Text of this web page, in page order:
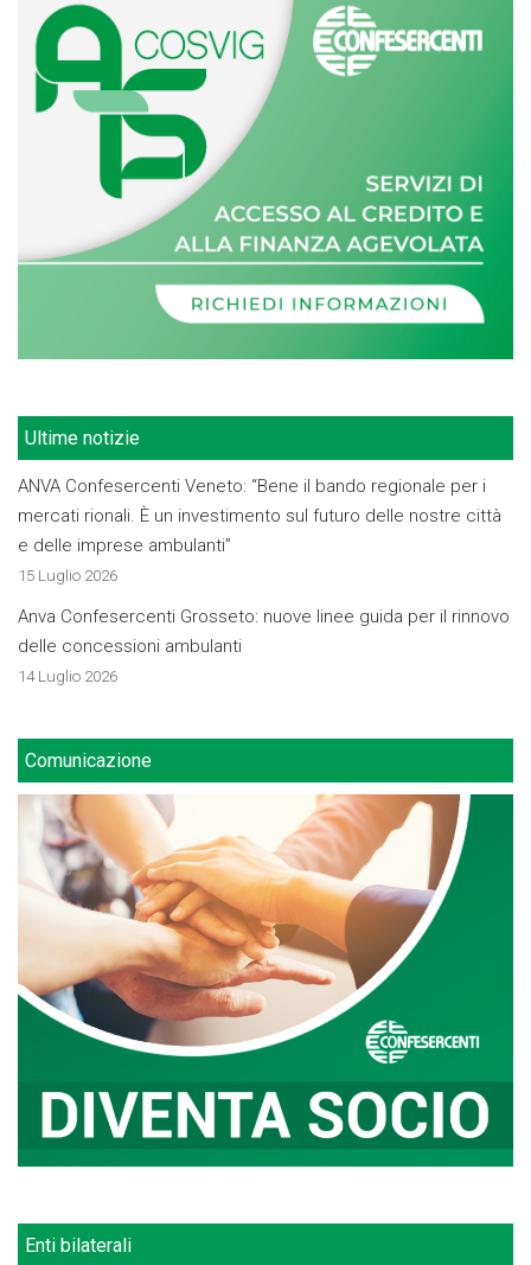
Ultime notizie
ANVA Confesercenti Veneto: “Bene il bando regionale per i
mercati rionali. È un investimento sul futuro delle nostre città
e delle imprese ambulanti”
15 Luglio 2026
Anva Confesercenti Grosseto: nuove linee guida per il rinnovo
delle concessioni ambulanti
14 Luglio 2026
Comunicazione
Enti bilaterali